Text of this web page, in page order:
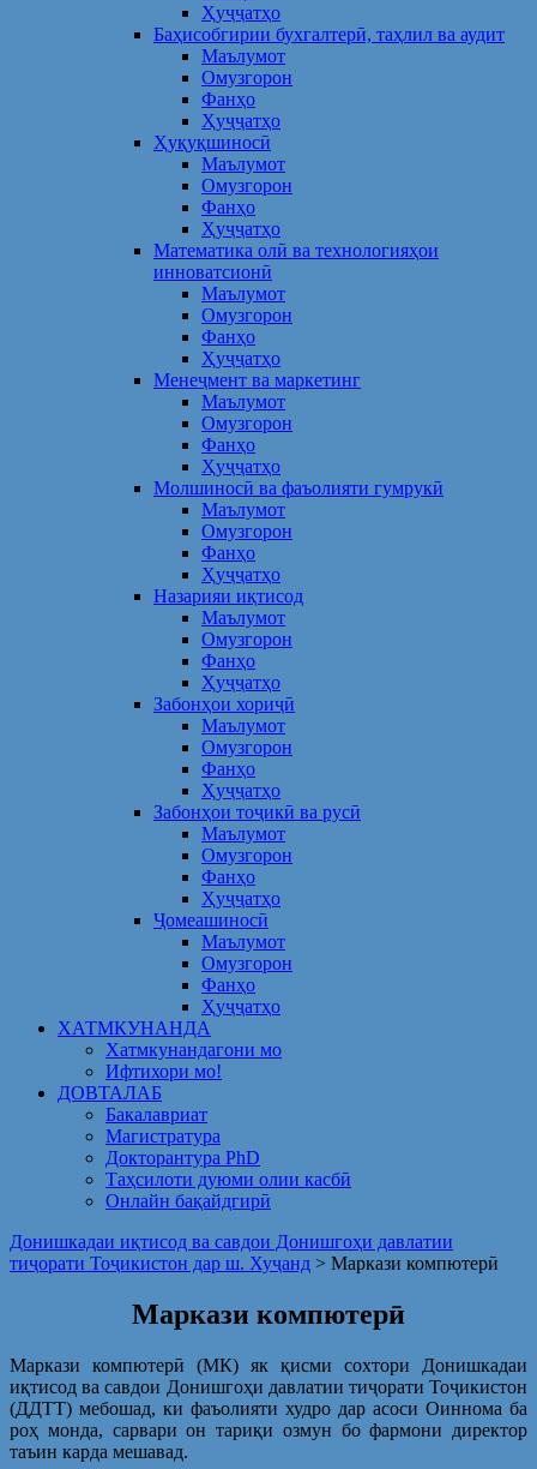
Ҳуҷҷатҳо
Баҳисобгирии бухгалтерӣ, таҳлил ва аудит
Маълумот
Омузгорон
Фанҳо
Ҳуҷҷатҳо
Ҳуқуқшиносӣ
Маълумот
Омузгорон
Фанҳо
Ҳуҷҷатҳо
Математика олӣ ва технологияҳои
инноватсионӣ
Маълумот
Омузгорон
Фанҳо
Ҳуҷҷатҳо
Менеҷмент ва маркетинг
Маълумот
Омузгорон
Фанҳо
Ҳуҷҷатҳо
Молшиносӣ ва фаъолияти гумрукӣ
Маълумот
Омузгорон
Фанҳо
Ҳуҷҷатҳо
Назарияи иқтисод
Маълумот
Омузгорон
Фанҳо
Ҳуҷҷатҳо
Забонҳои хориҷӣ
Маълумот
Омузгорон
Фанҳо
Ҳуҷҷатҳо
Забонҳои тоҷикӣ ва русӣ
Маълумот
Омузгорон
Фанҳо
Ҳуҷҷатҳо
Ҷомеашиносӣ
Маълумот
Омузгорон
Фанҳо
Ҳуҷҷатҳо
ХАТМКУНАНДА
Хатмкунандагони мо
Ифтихори мо!
ДОВТАЛАБ
Бакалавриат
Магистратура
Докторантура PhD
Таҳсилоти дуюми олии касбӣ
Онлайн бақайдгирӣ
Донишкадаи иқтисод ва савдои Донишгоҳи давлатии
тиҷорати Тоҷикистон дар ш. Хуҷанд > Маркази компютерӣ
Маркази компютерӣ
Маркази компютерӣ (МК) як қисми сохтори Донишкадаи
иқтисод ва савдои Донишгоҳи давлатии тиҷорати Тоҷикистон
(ДДТТ) мебошад, ки фаъолияти худро дар асоси Оиннома ба
роҳ монда, сарвари он тариқи озмун бо фармони директор
таъин карда мешавад.